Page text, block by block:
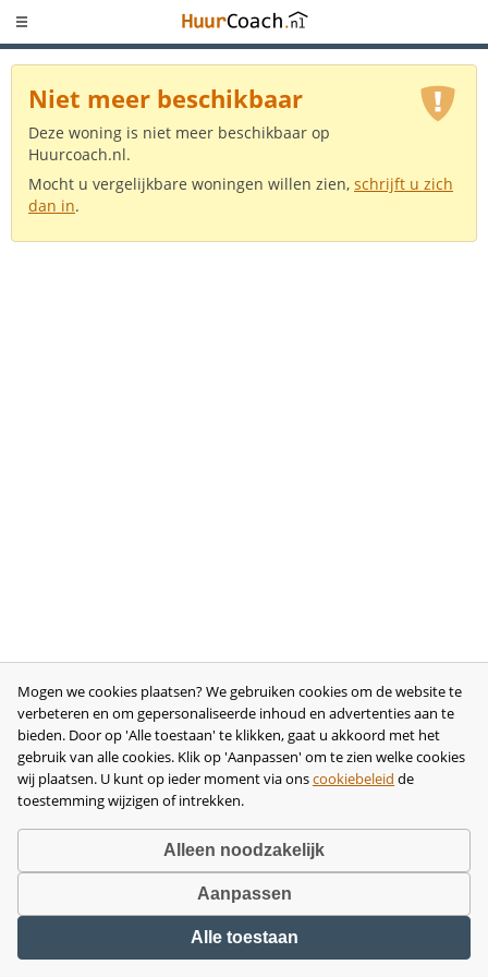
Niet meer beschikbaar
Deze woning is niet meer beschikbaar op
Huurcoach.nl.
Mocht u vergelijkbare woningen willen zien, schrijft u zich
dan in.
disclaimer•privacy- en cookiebeleid
voorwaarden•herroeping•bedrijfsgegevens
Mogen we cookies plaatsen? We gebruiken cookies om de website te
verbeteren en om gepersonaliseerde inhoud en advertenties aan te
bieden. Door op 'Alle toestaan' te klikken, gaat u akkoord met het
gebruik van alle cookies. Klik op 'Aanpassen' om te zien welke cookies
wij plaatsen. U kunt op ieder moment via onscookiebeleid de
toestemming wijzigen of intrekken.
Alleen noodzakelijk
Aanpassen
Alle toestaan